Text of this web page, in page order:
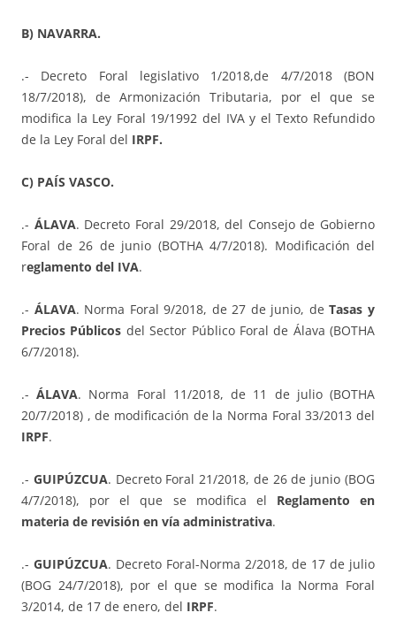
B) NAVARRA.
.- Decreto Foral legislativo 1/2018,de 4/7/2018 (BON
18/7/2018), de Armonización Tributaria, por el que se
modifica la Ley Foral 19/1992 del IVA y el Texto Refundido
de la Ley Foral del IRPF.
C) PAÍS VASCO.
.- ÁLAVA. Decreto Foral 29/2018, del Consejo de Gobierno
Foral de 26 de junio (BOTHA 4/7/2018). Modificación del
reglamento del IVA.
.- ÁLAVA. Norma Foral 9/2018, de 27 de junio, deTasas y
Precios Públicos del Sector Público Foral de Álava (BOTHA
6/7/2018).
.-ÁLAVA. Norma Foral 11/2018, de 11 de julio (BOTHA
20/7/2018) , de modificación de la Norma Foral 33/2013 del
IRPF.
.- GUIPÚZCUA. Decreto Foral 21/2018, de 26 de junio (BOG
4/7/2018), por el que se modifica el Reglamento en
materia de revisión en vía administrativa.
.- GUIPÚZCUA. Decreto Foral-Norma 2/2018, de 17 de julio
(BOG 24/7/2018), por el que se modifica la Norma Foral
3/2014, de 17 de enero, del IRPF.